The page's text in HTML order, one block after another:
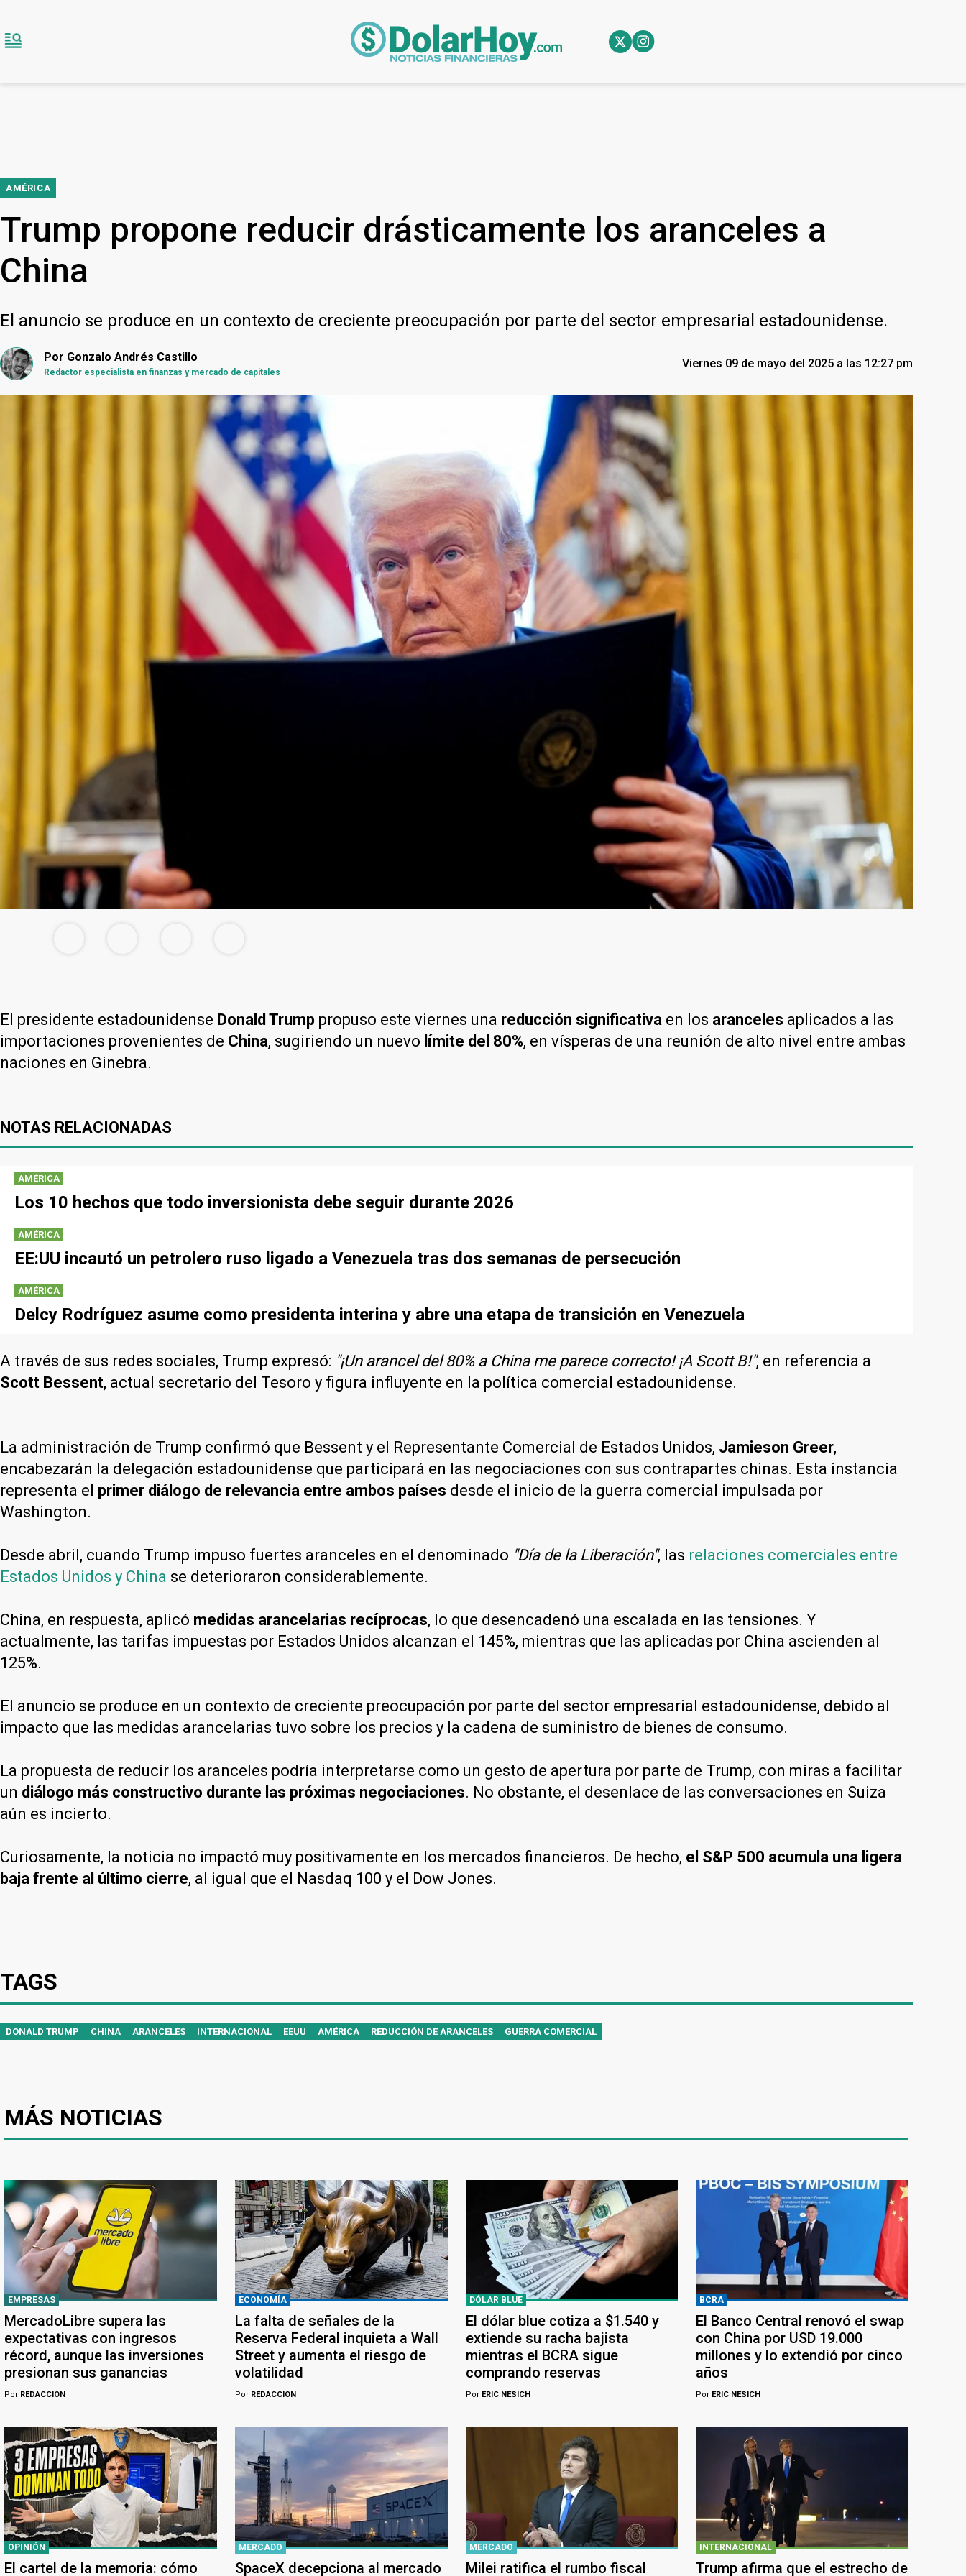
AMÉRICA
Trump propone reducir drásticamente los aranceles a
China
El anuncio se produce en un contexto de creciente preocupación por parte del sector empresarial estadounidense.
Por Gonzalo Andrés Castillo
Redactor especialista en finanzas y mercado de capitales
Viernes 09 de mayo del 2025 a las 12:27 pm
El presidente estadounidense Donald Trump propuso este viernes una reducción significativa en los aranceles aplicados a las
importaciones provenientes de China, sugiriendo un nuevo límite del 80%, en vísperas de una reunión de alto nivel entre ambas
naciones en Ginebra.
NOTAS RELACIONADAS
AMÉRICA
Los 10 hechos que todo inversionista debe seguir durante 2026
AMÉRICA
EE:UU incautó un petrolero ruso ligado a Venezuela tras dos semanas de persecución
AMÉRICA
Delcy Rodríguez asume como presidenta interina y abre una etapa de transición en Venezuela
A través de sus redes sociales, Trump expresó: "¡Un arancel del 80% a China me parece correcto! ¡A Scott B!", en referencia a
Scott Bessent, actual secretario del Tesoro y figura influyente en la política comercial estadounidense.
La administración de Trump confirmó que Bessent y el Representante Comercial de Estados Unidos, Jamieson Greer,
encabezarán la delegación estadounidense que participará en las negociaciones con sus contrapartes chinas. Esta instancia
representa el primer diálogo de relevancia entre ambos países desde el inicio de la guerra comercial impulsada por
Washington.
Desde abril, cuando Trump impuso fuertes aranceles en el denominado "Día de la Liberación", las relaciones comerciales entre
Estados Unidos y China se deterioraron considerablemente.
China, en respuesta, aplicó medidas arancelarias recíprocas, lo que desencadenó una escalada en las tensiones. Y
actualmente, las tarifas impuestas por Estados Unidos alcanzan el 145%, mientras que las aplicadas por China ascienden al
125%.
El anuncio se produce en un contexto de creciente preocupación por parte del sector empresarial estadounidense, debido al
impacto que las medidas arancelarias tuvo sobre los precios y la cadena de suministro de bienes de consumo.
La propuesta de reducir los aranceles podría interpretarse como un gesto de apertura por parte de Trump, con miras a facilitar
un diálogo más constructivo durante las próximas negociaciones. No obstante, el desenlace de las conversaciones en Suiza
aún es incierto.
Curiosamente, la noticia no impactó muy positivamente en los mercados financieros. De hecho, el S&P 500 acumula una ligera
baja frente al último cierre, al igual que el Nasdaq 100 y el Dow Jones.
TAGS
DONALD TRUMP CHINA ARANCELES INTERNACIONAL EEUU AMÉRICA REDUCCIÓN DE ARANCELES GUERRA COMERCIAL
MÁS NOTICIAS
EMPRESAS
MercadoLibre supera las
expectativas con ingresos
récord, aunque las inversiones
presionan sus ganancias
Por REDACCION
ECONOMÍA
La falta de señales de la
Reserva Federal inquieta a Wall
Street y aumenta el riesgo de
volatilidad
PorREDACCION
DÓLAR BLUE
El dólar blue cotiza a $1.540 y
extiende su racha bajista
mientras el BCRA sigue
comprando reservas
PorERIC NESICH
BCRA
El Banco Central renovó el swap
con China por USD 19.000
millones y lo extendió por cinco
años
Por ERIC NESICH
OPINIÓN
El cartel de la memoria: cómo
MERCADO
SpaceX decepciona al mercado
MERCADO
Milei ratifica el rumbo fiscal
INTERNACIONAL
Trump afirma que el estrecho de